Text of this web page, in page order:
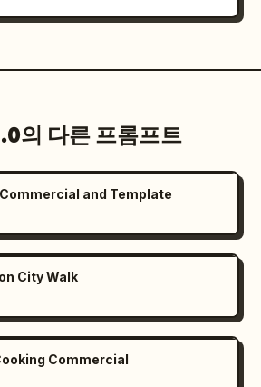
의 다른 프롬프트
and Template
City Walk
Commercial